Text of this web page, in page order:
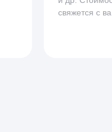
свяжется с